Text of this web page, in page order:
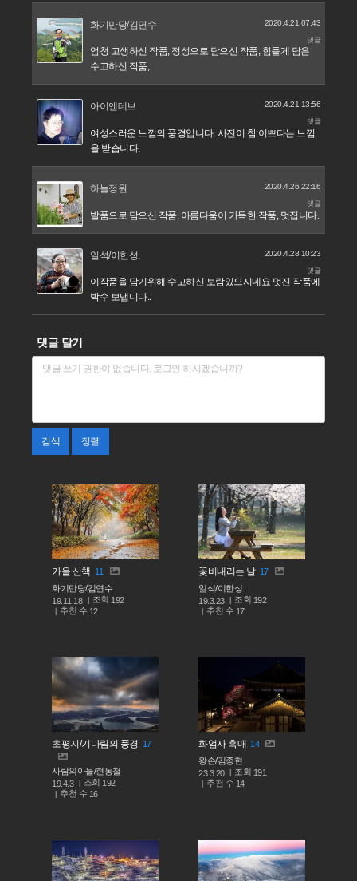
화기만당/김연수 2020.4.21 07:43
댓글
엄청 고생하신 작품, 정성으로 담으신 작품, 힘들게 담은
수고하신 작품,
아이엔데브 2020.4.21 13:56
댓글
여성스러운 느낌의 풍경입니다. 사진이 참 이쁘다는 느낌
을 받습니다.
하늘정원 2020.4.26 22:16
댓글
발품으로 담으신 작품, 아름다움이 가득한 작품, 멋집니다.
일석/이한성. 2020.4.28 10:23
댓글
이작품을 담기위해 수고하신 보람있으시네요 멋진 작품에
박수 보냅니다..
댓글 달기
검색 정렬
가을 산책 11
화기만당/김연수
19.11.18
조회 192
추천 수 12
꽃비내리는 날 17
일석/이한성.
19.3.23
조회 192
추천 수 17
초평지/기다림의 풍경 17
사람의아들/현동철
19.4.3
조회 192
추천 수 16
화엄사 흑매 14
왕손/김종현
23.3.20
조회 191
추천 수 14